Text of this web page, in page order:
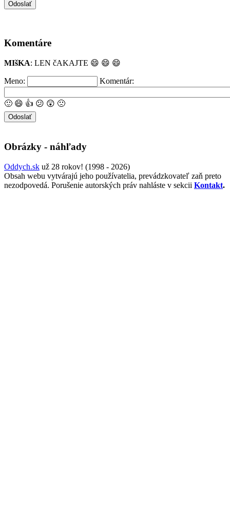
Komentáre
MIšKA: LEN čAKAJTE 😄 😄 😄
Meno: Komentár:
🙂 😄 👍 😕 😲 🙁
Obrázky - náhľady
Oddych.sk už 28 rokov! (1998 - 2026)
Obsah webu vytvárajú jeho používatelia, prevádzkovateľ zaň preto
nezodpovedá. Porušenie autorských práv nahláste v sekcii Kontakt.